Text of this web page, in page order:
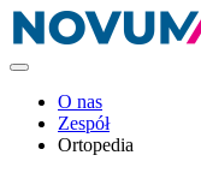
O nas
Zespół
Ortopedia